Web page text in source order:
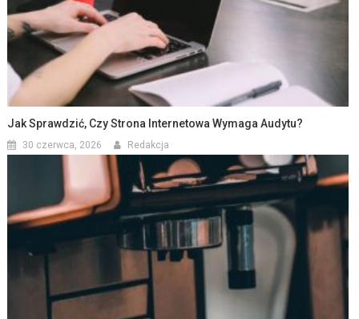
Jak Sprawdzić, Czy Strona Internetowa Wymaga Audytu?
30 czerwca, 2026 Redakcja